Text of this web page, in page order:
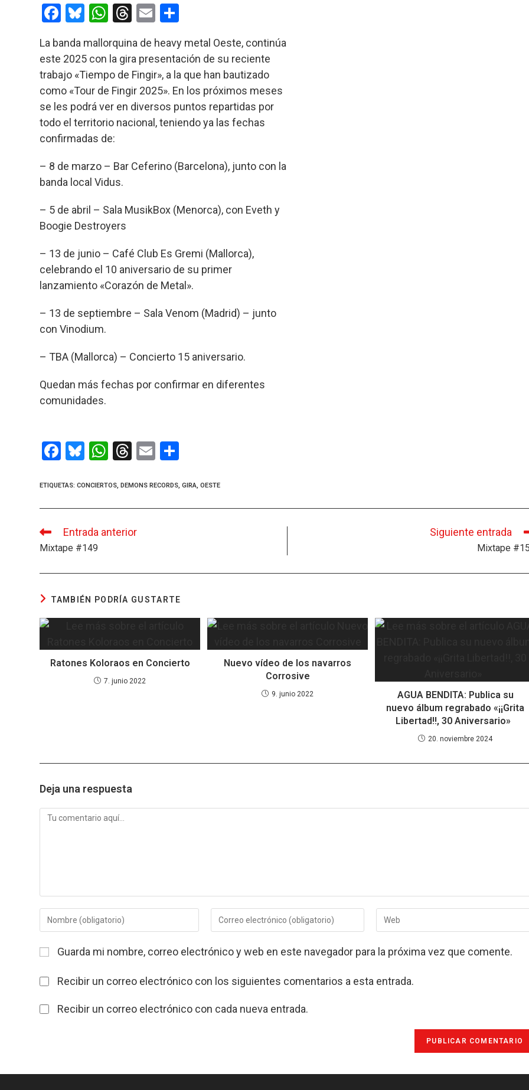
entrada:
entrada:
F
ce
b
o
o
k
Bl
es
ky
W
at
s
A
p
p
T
e
a
d
s
E
ail m
p
ar
tir
La banda mallorquina de heavy metal Oeste, continúa
este 2025 con la gira presentación de su reciente
trabajo «Tiempo de Fingir», a la que han bautizado
como «Tour de Fingir 2025». En los próximos meses
se les podrá ver en diversos puntos repartidas por
todo el territorio nacional, teniendo ya las fechas
confirmadas de:
– 8 de marzo – Bar Ceferino (Barcelona), junto con la
banda local Vidus.
– 5 de abril – Sala MusikBox (Menorca), con Eveth y
Boogie Destroyers
– 13 de junio – Café Club Es Gremi (Mallorca),
celebrando el 10 aniversario de su primer
lanzamiento «Corazón de Metal».
– 13 de septiembre – Sala Venom (Madrid) – junto
con Vinodium.
– TBA (Mallorca) – Concierto 15 aniversario.
Quedan más fechas por confirmar en diferentes
comunidades.
F
ce
b
o
o
Bl
es
ky
W
at
s
A
T
e
a
d
E
ail m
p
ETIQUETAS:CONCIERTOS, DEMONS RECORDS, GIRA, OESTE
Leer
más
artículos
Entrada anterior
Mixtape #149
Siguiente entrada
Mixtape
TAMBIÉN PODRÍA GUSTARTE
Ratones Koloraos en Concierto
7. junio 2022
Nuevo vídeo de los navarros
Corrosive
9. junio 2022
AGUA BENDITA: Publica su
nuevo álbum regrabado «¡¡Grita
Libertad!!, 30 Aniversario»
20. noviembre 2024
Deja una respuesta
Comentario
o
de
usuario
comentar
de
electrónico
para
de
web
(opcional)
Guarda mi nombre, correo electrónico y web en este navegador para la próxima vez que comente.
Recibir un correo electrónico con los siguientes comentarios a esta entrada.
Recibir un correo electrónico con cada nueva entrada.